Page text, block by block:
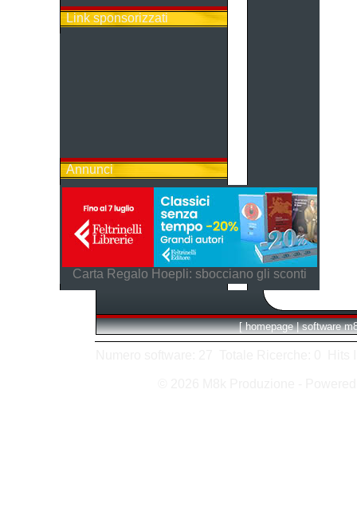
Link sponsorizzati
Annunci
Carta Regalo Hoepli: sbocciano gli sconti
[ homepage | software